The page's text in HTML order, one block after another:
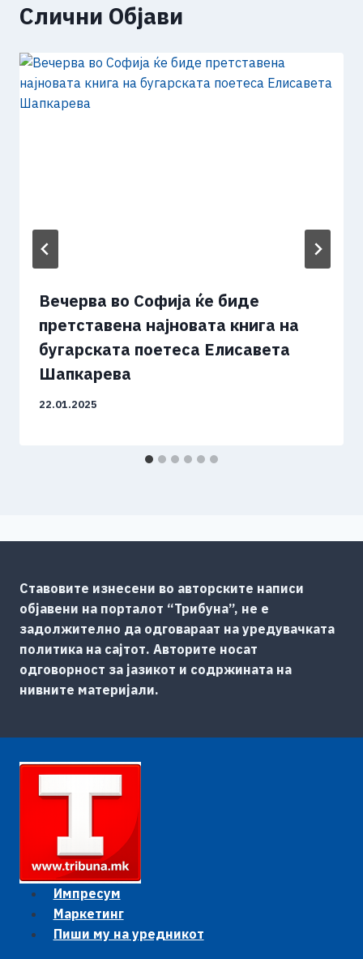
Слични Објави
Вечерва во Софија ќе биде
претставена најновата книга на
бугарската поетеса Елисавета
Шапкарева
22.01.2025
Ставовите изнесени во авторските написи
објавени на порталот “Трибуна”, не е
задолжително да одговараат на уредувачката
политика на сајтот. Авторите носат
одговорност за јазикот и содржината на
нивните материјали.
Импресум
Маркетинг
Пиши му на уредникот